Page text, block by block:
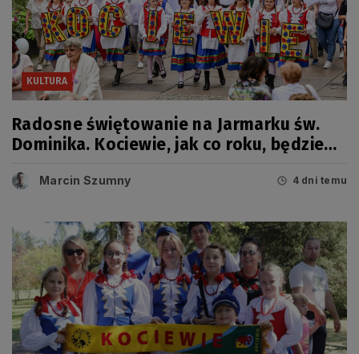
KULTURA
Radosne świętowanie na Jarmarku św.
Dominika. Kociewie, jak co roku, będzie
Marcin Szumny 4 dni temu